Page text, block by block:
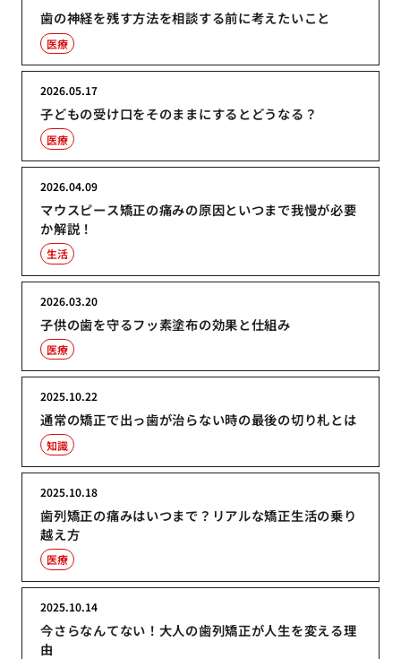
歯の神経を残す方法を相談する前に考えたいこと
医療
子どもの受け口をそのままにするとどうなる？
2026.05.17
医療
マウスピース矯正の痛みの原因といつまで我慢が必要
か解説！
2026.04.09
生活
子供の歯を守るフッ素塗布の効果と仕組み
2026.03.20
医療
通常の矯正で出っ歯が治らない時の最後の切り札とは
2025.10.22
知識
歯列矯正の痛みはいつまで？リアルな矯正生活の乗り
越え方
2025.10.18
医療
今さらなんてない！大人の歯列矯正が人生を変える理
由
2025.10.14